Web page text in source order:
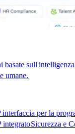
basate
umane.​​
interfaccia per la
integrato​​Sicurezza e